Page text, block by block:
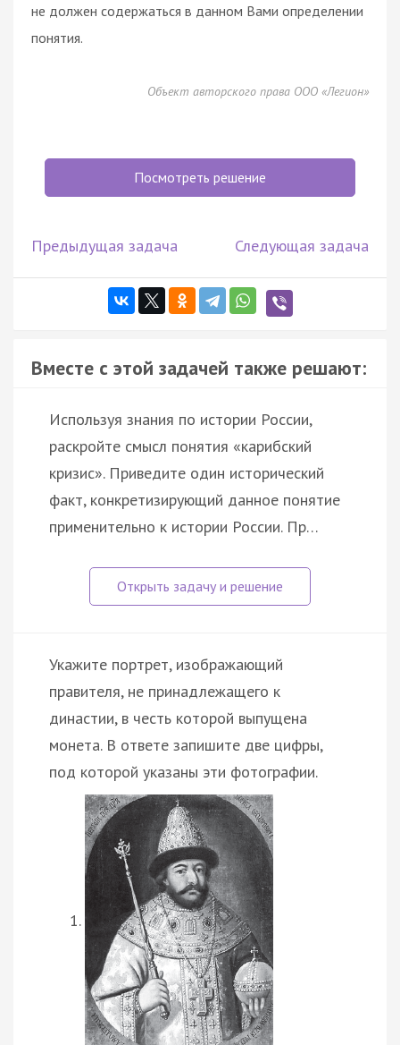
не должен содержаться в данном Вами определении
понятия.
Объект авторского права ООО «Легион»
Посмотреть решение
Предыдущая задача Следующая задача
Вместе с этой задачей также решают:
Используя знания по истории России,
раскройте смысл понятия «карибский
кризис». Приведите один исторический
факт, конкретизирующий данное понятие
применительно к истории России. Пр…
Укажите портрет, изображающий
правителя, не принадлежащего к
династии, в честь которой выпущена
монета. В ответе запишите две цифры,
под которой указаны эти фотографии.